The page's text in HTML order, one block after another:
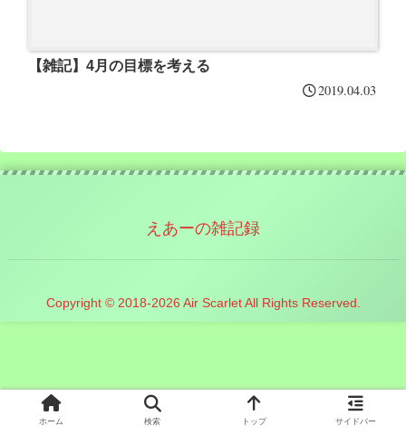
【雑記】4月の目標を考える
2019.04.03
えあーの雑記録
Copyright © 2018-2026 Air Scarlet All Rights Reserved.
ホーム 検索 トップ サイドバー